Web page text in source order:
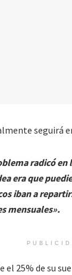
seguirá
radicó en
era que
iban a
mensuales».
25% de su